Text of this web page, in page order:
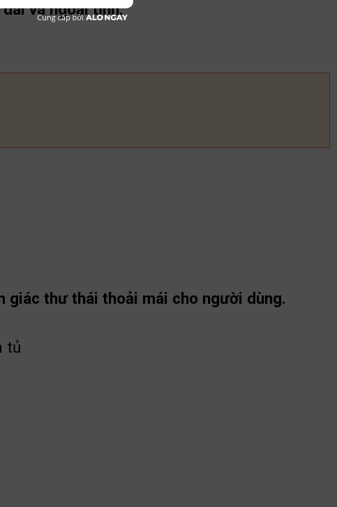
và ngoại tỉnh.
giác thư thái thoải mái cho người dùng.
tủ